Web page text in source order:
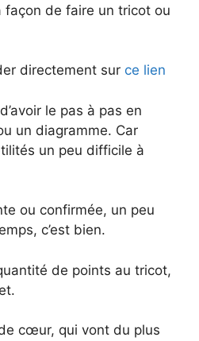
façon de faire un tricot ou
directement sur ce lien
le pas à pas en
un diagramme. Car
un peu difficile à
ou confirmée, un peu
c’est bien.
de points au tricot,
cœur, qui vont du plus